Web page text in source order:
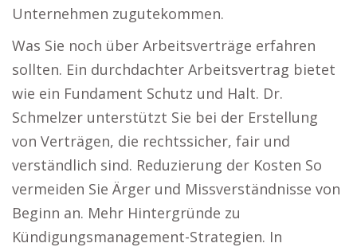
Unternehmen zugutekommen.
Was Sie noch über Arbeitsverträge erfahren
sollten. Ein durchdachter Arbeitsvertrag bietet
wie ein Fundament Schutz und Halt. Dr.
Schmelzer unterstützt Sie bei der Erstellung
von Verträgen, die rechtssicher, fair und
verständlich sind. Reduzierung der Kosten So
vermeiden Sie Ärger und Missverständnisse von
Beginn an. Mehr Hintergründe zu
Kündigungsmanagement-Strategien. In